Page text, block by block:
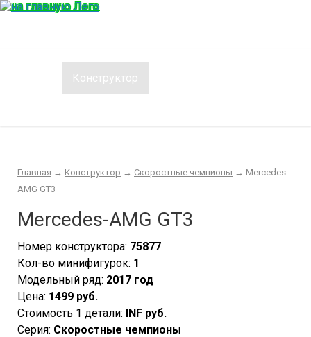
Конструктор
Главная → Конструктор → Скоростные чемпионы → Mercedes-
AMG GT3
Mercedes-AMG GT3
Номер конструктора: 75877
Кол-во минифигурок: 1
Модельный ряд: 2017 год
Цена: 1499 руб.
Стоимость 1 детали: INF руб.
Серия: Скоростные чемпионы